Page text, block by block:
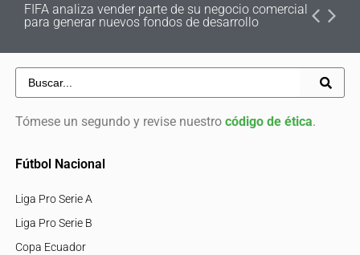
FIFA analiza vender parte de su negocio comercial
para generar nuevos fondos de desarrollo
Tómese un segundo y revise nuestro código de ética.
Fútbol Nacional
Liga Pro Serie A
Liga Pro Serie B
Copa Ecuador